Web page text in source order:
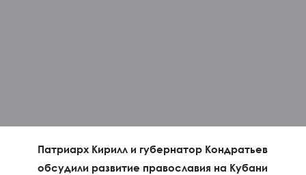
Патриарх Кирилл и губернатор Кондратьев
обсудили развитие православия на Кубани